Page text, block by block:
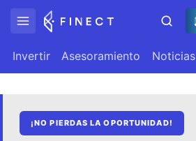
Invertir Asesoramiento Noticias
¡NO PIERDAS LA OPORTUNIDAD!